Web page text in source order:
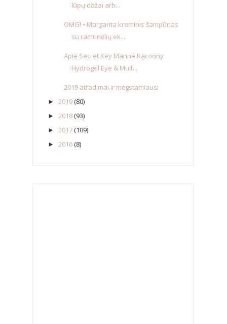
lūpų dažai arb...
OMG! • Margarita kreminis šampūnas
su ramunėlių ek...
Apie Secret Key Marine Racoony
Hydrogel Eye & Mult...
2019 atradimai ir mėgstamiausi
► 2019 (80)
► 2018 (93)
► 2017 (109)
► 2016 (8)